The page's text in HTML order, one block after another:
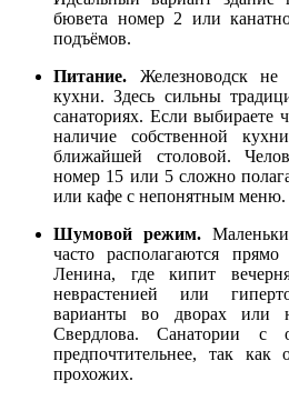
бювета номер 2 или
подъёмов.
Питание. Железноводск не
кухни. Здесь сильны
санаториях. Если выбираете
наличие собственной
ближайшей столовой.
номер 15 или 5 сложно
или кафе с непонятным меню.
Шумовой режим.
часто располагаются
Ленина, где кипит
неврастенией или
варианты во дворах или
Свердлова. Санатории с
предпочтительнее, так как
прохожих.